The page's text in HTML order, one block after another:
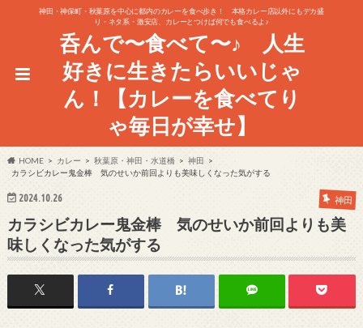
神田・神保町・秋葉原を中心に都内のカレーを食べ歩き！ 本格カレー店以外にもデカ盛
り・ネタ系・激安店、カレーとつけば何でも食べるよ♪
呑んで〜食べて〜♪ 人生
好きに生きたらいいじゃ
ん！【カレーを食べてり
ゃ毎日が幸せ】
HOME カレー 秋葉原・神田・水道橋
神田
カラシビカレー鬼金棒 気のせいか前回よりも美味しくなった気がする
2024.10.26 神田
カラシビカレー鬼金棒 気のせいか前回よりも美
味しくなった気がする